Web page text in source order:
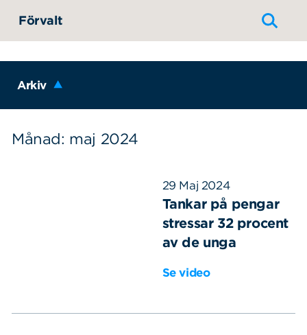
Förvalt
Arkiv
Månad: maj 2024
29 Maj 2024
Tankar på pengar
stressar 32 procent
av de unga
Se video